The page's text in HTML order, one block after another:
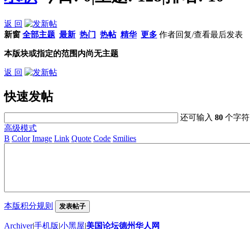
返 回
新窗 全部主题 最新 热门 热帖 精华 更多 作者回复/查看最后发表
本版块或指定的范围内尚无主题
返 回
快速发帖
还可输入80 个字符
高级模式
B Color Image Link Quote Code Smilies
本版积分规则 发表帖子
Archiver|手机版|小黑屋|美国论坛德州华人网